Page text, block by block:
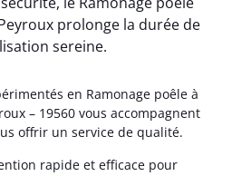
prolonge la durée de
sereine.
en Ramonage poêle à
– 19560 vous accompagnent
offrir un service de qualité.
rapide et efficace pour